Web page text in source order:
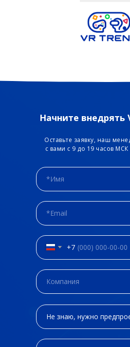
Начните внедрять
Оставьте заявку, наш
с вами с 9 до 19 часов
+7